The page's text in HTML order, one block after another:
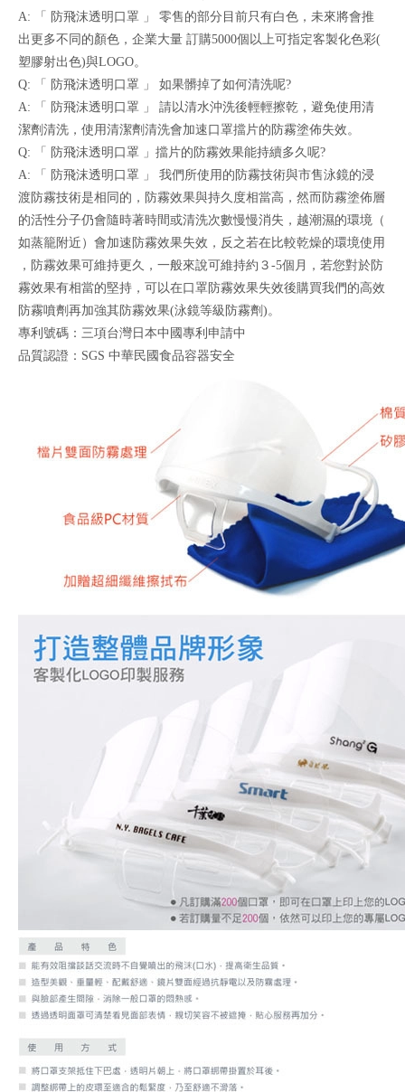
A: 「 防飛沫透明口罩 」 零售的部分目前只有白色，未來將會推
出更多不同的顏色，企業大量 訂購5000個以上可指定客製化色彩(
塑膠射出色)與LOGO。
Q: 「 防飛沫透明口罩 」 如果髒掉了如何清洗呢?
A: 「 防飛沫透明口罩 」 請以清水沖洗後輕輕擦乾，避免使用清
潔劑清洗，使用清潔劑清洗會加速口罩擋片的防霧塗佈失效。
Q: 「 防飛沫透明口罩 」擋片的防霧效果能持續多久呢?
A: 「 防飛沫透明口罩 」 我們所使用的防霧技術與市售泳鏡的浸
渡防霧技術是相同的，防霧效果與持久度相當高，然而防霧塗佈層
的活性分子仍會隨時著時間或清洗次數慢慢消失，越潮濕的環境（
如蒸籠附近）會加速防霧效果失效，反之若在比較乾燥的環境使用
，防霧效果可維持更久，一般來說可維持約３-5個月，若您對於防
霧效果有相當的堅持，可以在口罩防霧效果失效後購買我們的高效
防霧噴劑再加強其防霧效果(泳鏡等級防霧劑)。
專利號碼：三項台灣日本中國專利申請中
品質認證：SGS 中華民國食品容器安全